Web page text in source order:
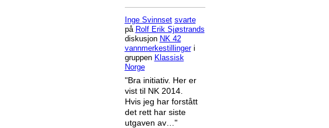
Inge Svinnset svarte
på Rolf Erik Sjøstrands
diskusjon NK 42
vannmerkestillingeri
gruppen Klassisk
Norge
"Bra initiativ. Her er
vist til NK 2014.
Hvis jeg har forstått
det rett har siste
utgaven av…"